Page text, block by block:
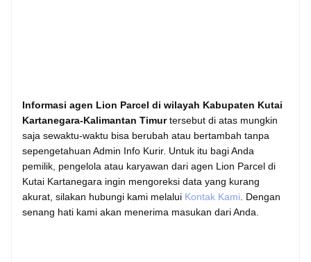
Informasi agen Lion Parcel di wilayah Kabupaten Kutai
Kartanegara-Kalimantan Timurtersebut di atas mungkin
saja sewaktu-waktu bisa berubah atau bertambah tanpa
sepengetahuan Admin Info Kurir. Untuk itu bagi Anda
pemilik, pengelola atau karyawan dari agen Lion Parcel di
Kutai Kartanegara ingin mengoreksi data yang kurang
akurat, silakan hubungi kami melalui Kontak Kami . Dengan
senang hati kami akan menerima masukan dari Anda.